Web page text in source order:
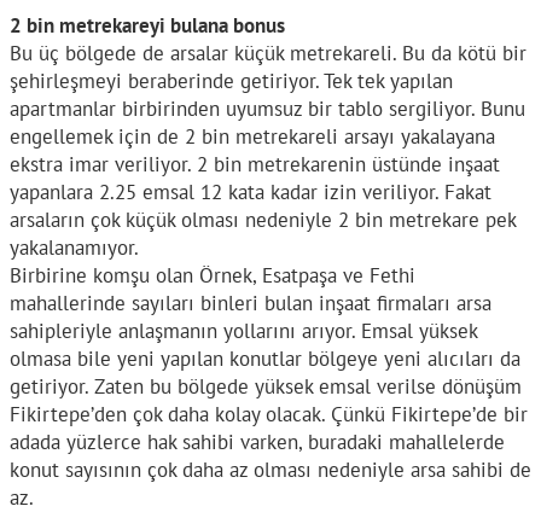
2 bin metrekareyi bulana bonus
Bu üç bölgede de arsalar küçük metrekareli. Bu da kötü bir
şehirleşmeyi beraberinde getiriyor. Tek tek yapılan
apartmanlar birbirinden uyumsuz bir tablo sergiliyor. Bunu
engellemek için de 2 bin metrekareli arsayı yakalayana
ekstra imar veriliyor. 2 bin metrekarenin üstünde inşaat
yapanlara 2.25 emsal 12 kata kadar izin veriliyor. Fakat
arsaların çok küçük olması nedeniyle 2 bin metrekare pek
yakalanamıyor.
Birbirine komşu olan Örnek, Esatpaşa ve Fethi
mahallerinde sayıları binleri bulan inşaat firmaları arsa
sahipleriyle anlaşmanın yollarını arıyor. Emsal yüksek
olmasa bile yeni yapılan konutlar bölgeye yeni alıcıları da
getiriyor. Zaten bu bölgede yüksek emsal verilse dönüşüm
Fikirtepe’den çok daha kolay olacak. Çünkü Fikirtepe’de bir
adada yüzlerce hak sahibi varken, buradaki mahallelerde
konut sayısının çok daha az olması nedeniyle arsa sahibi de
az.